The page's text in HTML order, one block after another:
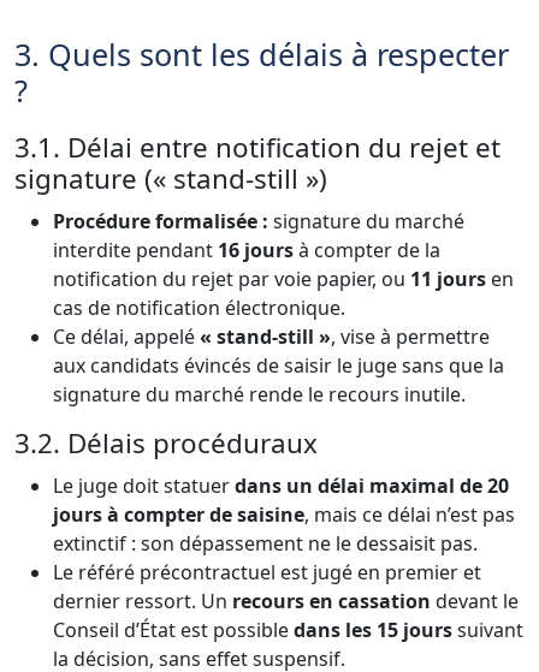
3. Quels sont les délais à respecter
?
3.1. Délai entre notification du rejet et
signature (« stand-still »)
Procédure formalisée : signature du marché
interdite pendant 16 joursà compter de la
notification du rejet par voie papier, ou 11 jours en
cas de notification électronique.
Ce délai, appelé« stand‑still », vise à permettre
aux candidats évincés de saisir le juge sans que la
signature du marché rende le recours inutile.
3.2. Délais procéduraux
Le juge doit statuerdans un délai maximal de 20
jours à compter de saisine, mais ce délai n’est pas
extinctif : son dépassement ne le dessaisit pas.
Le référé précontractuel est jugé en premier et
dernier ressort. Un recours en cassation devant le
Conseil d’État est possibledans les 15 jourssuivant
la décision, sans effet suspensif.